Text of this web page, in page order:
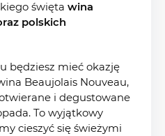
święta wina
polskich
będziesz mieć okazję
Beaujolais Nouveau,
i degustowane
To wyjątkowy
cieszyć się świeżymi